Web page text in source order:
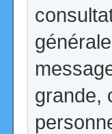
grande,